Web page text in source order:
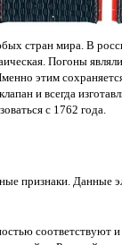
стран мира. В
Погоны
этим
и всегда
с 1762 года.
признаки. Данные
соответствуют